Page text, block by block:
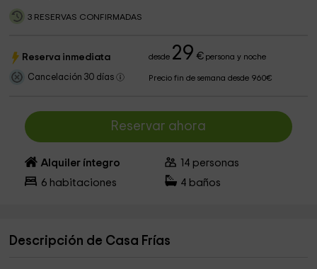
3 RESERVAS CONFIRMADAS
Reserva inmediata desde 29 €persona y noche
Cancelación 30 días Precio fin de semana desde 960€
Reservar ahora
Alquiler íntegro 14 personas
6 habitaciones 4 baños
Descripción de Casa Frías